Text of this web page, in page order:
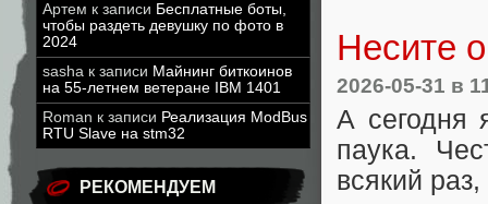
Артем к записи Бесплатные боты,
чтобы раздеть девушку по фото в
2024
sasha к записи Майнинг биткоинов
на 55-летнем ветеране IBM 1401
Roman к записи Реализация ModBus
RTU Slave на stm32
РЕКОМЕНДУЕМ
Несите
2026-05-31 в
А сегодня
паука.
всякий